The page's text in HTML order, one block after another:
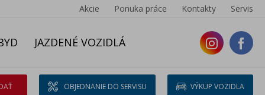
Akcie Ponuka práce Kontakty Servis
JAZDENÉ VOZIDLÁ
OBJEDNANIE DO SERVISU VÝKUP VOZIDLA